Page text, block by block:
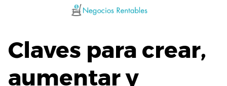
Claves para crear,
aumentar y